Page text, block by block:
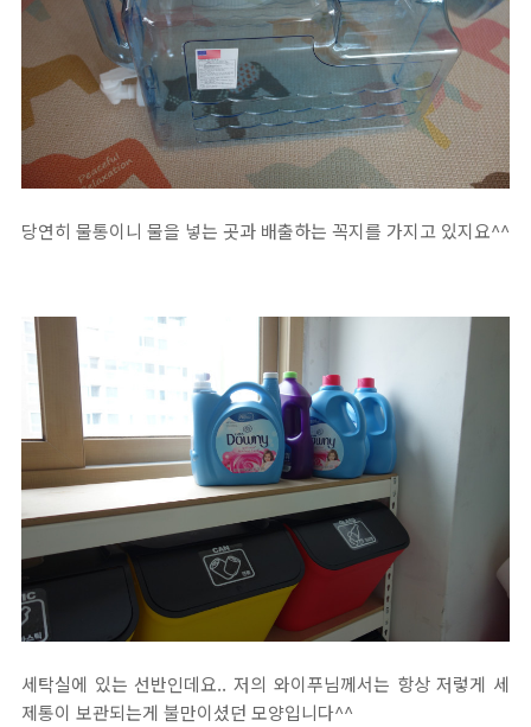
당연히 물통이니 물을 넣는 곳과 배출하는 꼭지를 가지고 있지요^^
세탁실에 있는 선반인데요.. 저의 와이푸님께서는 항상 저렇게 세
제통이 보관되는게 불만이셨던 모양입니다^^